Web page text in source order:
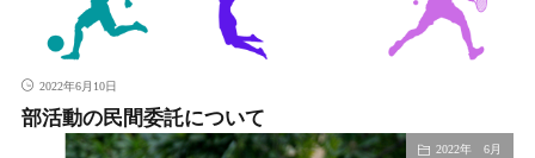
2022年6月10日
部活動の民間委託について
2022年 6月